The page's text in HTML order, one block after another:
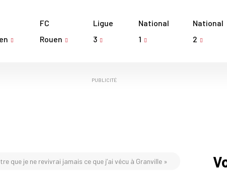
FC
Rouen
Ligue
3
National
1
National
2
PUBLICITÉ
que je ne revivrai jamais ce que j’ai vécu à Granville »